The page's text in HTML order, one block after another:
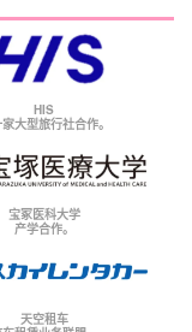
HIS
大型旅行社合作。
宝冢医科大学
产学合作。
天空租车